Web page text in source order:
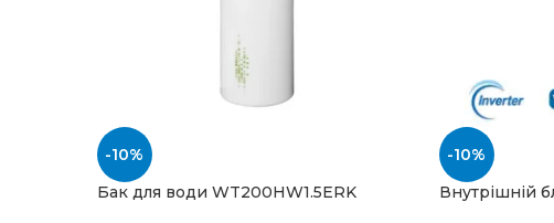
-10%
Бак для води WT200HW1.5ERK
-10%
Внутрішній